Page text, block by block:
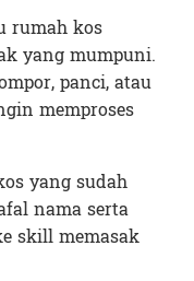
rumah kos
yang mumpuni.
panci, atau
memproses
yang sudah
nama serta
skill memasak